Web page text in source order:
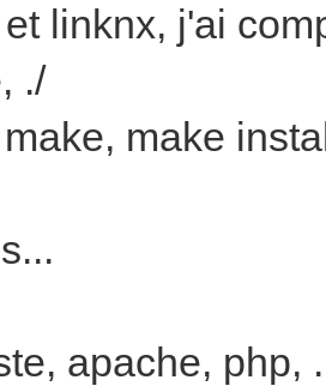
linknx, j'ai
./
make
apache, php,